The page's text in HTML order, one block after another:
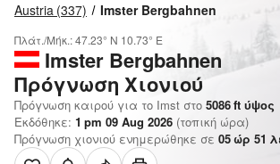
Austria (337) Imster Bergbahnen
Πλάτ./Μήκ.:47.23° N 10.73° E
Imster Bergbahnen
Πρόγνωση Χιονιού
Πρόγνωση καιρού για το Imst στο 5086ft ύψος
Εκδόθηκε: 1 pm 09 Aug 2026 (τοπική ώρα)
Πρόγνωση χιονιού ενημερώθηκε σε 05ώρ 51